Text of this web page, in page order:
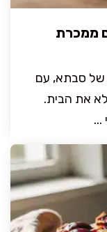
ממכרת
של סבתא, עם
את הבית.
...